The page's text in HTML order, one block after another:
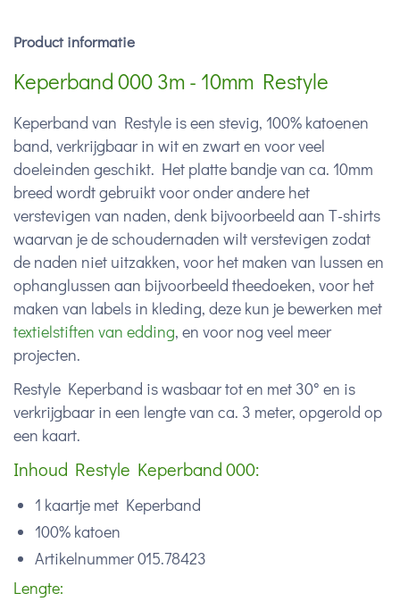
Product informatie
Keperband 000 3m - 10mm Restyle
Keperband van Restyle is een stevig, 100% katoenen
band, verkrijgbaar in wit en zwart en voor veel
doeleinden geschikt. Het platte bandje van ca. 10mm
breed wordt gebruikt voor onder andere het
verstevigen van naden, denk bijvoorbeeld aan T-shirts
waarvan je de schoudernaden wilt verstevigen zodat
de naden niet uitzakken, voor het maken van lussen en
ophanglussen aan bijvoorbeeld theedoeken, voor het
maken van labels in kleding, deze kun je bewerken met
textielstiften van edding, en voor nog veel meer
projecten.
Restyle Keperband is wasbaar tot en met 30° en is
verkrijgbaar in een lengte van ca. 3 meter, opgerold op
een kaart.
Inhoud Restyle Keperband 000:
1 kaartje met Keperband
100% katoen
Artikelnummer 015.78423
Lengte: